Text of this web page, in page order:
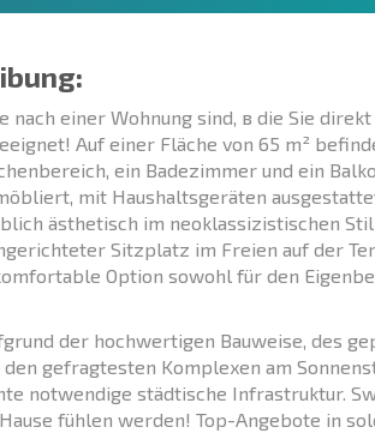
einer Wohnung sind, в die Sie direkt
Auf einer Fläche von 65 m²
ein Badezimmer und ein
mit Haushaltsgeräten
ästhetisch im neoklassizistischen Stil
Sitzplatz im Freien auf der
Option sowohl für den
der hochwertigen Bauweise, des
gefragtesten Komplexen am
notwendige städtische Infrastruktur.
fühlen werden! Top-Angebote in